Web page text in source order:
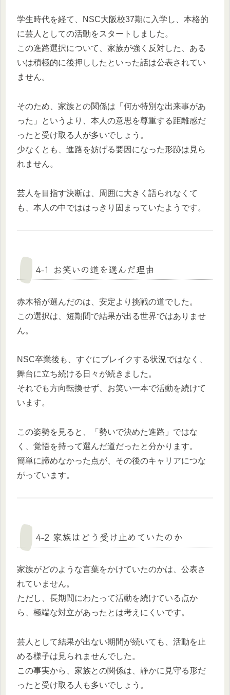
学生時代を経て、NSC大阪校37期に入学し、本格的
に芸人としての活動をスタートしました。
この進路選択について、家族が強く反対した、ある
いは積極的に後押ししたといった話は公表されてい
ません。
そのため、家族との関係は「何か特別な出来事があ
った」というより、本人の意思を尊重する距離感だ
ったと受け取る人が多いでしょう。
少なくとも、進路を妨げる要因になった形跡は見ら
れません。
芸人を目指す決断は、周囲に大きく語られなくて
も、本人の中でははっきり固まっていたようです。
4-1 お笑いの道を選んだ理由
赤木裕が選んだのは、安定より挑戦の道でした。
この選択は、短期間で結果が出る世界ではありませ
ん。
NSC卒業後も、すぐにブレイクする状況ではなく、
舞台に立ち続ける日々が続きました。
それでも方向転換せず、お笑い一本で活動を続けて
います。
この姿勢を見ると、「勢いで決めた進路」ではな
く、覚悟を持って選んだ道だったと分かります。
簡単に諦めなかった点が、その後のキャリアにつな
がっています。
4-2 家族はどう受け止めていたのか
家族がどのような言葉をかけていたのかは、公表さ
れていません。
ただし、長期間にわたって活動を続けている点か
ら、極端な対立があったとは考えにくいです。
芸人として結果が出ない期間が続いても、活動を止
める様子は見られませんでした。
この事実から、家族との関係は、静かに見守る形だ
ったと受け取る人も多いでしょう。